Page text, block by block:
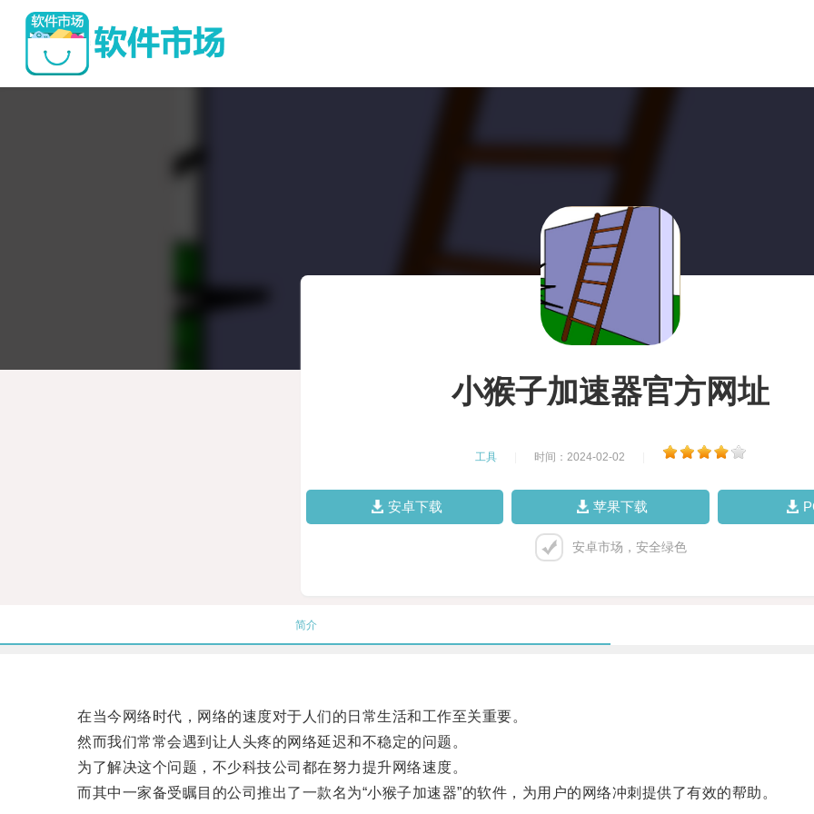
小猴子加速器官方网址
工具 时间：2024-02-02
安卓下载 苹果下载
安卓市场，安全绿色
简介
在当今网络时代，网络的速度对于人们的日常生活和工作至关重要。
然而我们常常会遇到让人头疼的网络延迟和不稳定的问题。
为了解决这个问题，不少科技公司都在努力提升网络速度。
而其中一家备受瞩目的公司推出了一款名为“小猴子加速器”的软件，为用户的网络冲刺提供了有效的帮助。